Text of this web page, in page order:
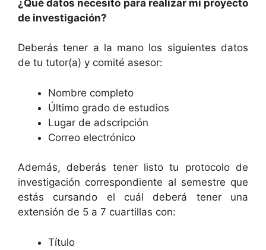
¿Qué datos necesito para realizar mi proyecto
de investigación?
Deberás tener a la mano los siguientes datos
de tu tutor(a) y comité asesor:
Nombre completo
Último grado de estudios
Lugar de adscripción
Correo electrónico
Además, deberás tener listo tu protocolo de
investigación correspondiente al semestre que
estás cursando el cuál deberá tener una
extensión de 5 a 7 cuartillas con:
Título